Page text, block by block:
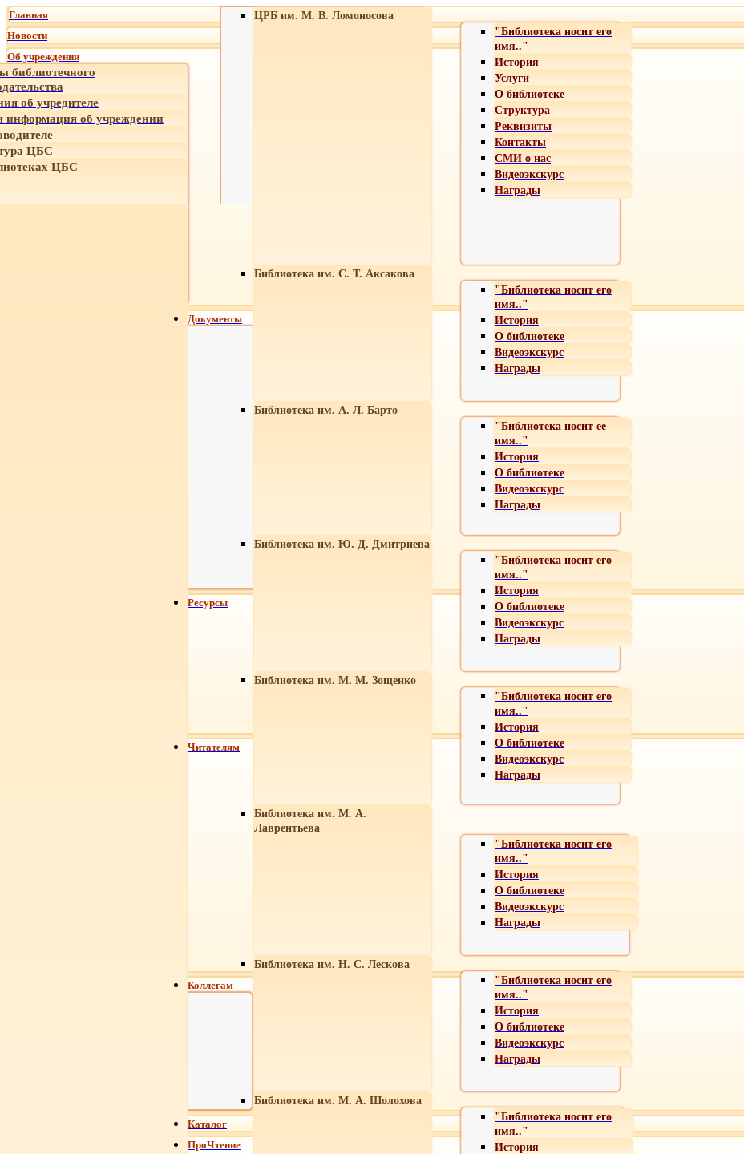
Главная
Новости
Об учреждении
библиотечного
об учредителе
об учреждении
ЦБС
ЦБС
ЦРБ им. М. В. Ломоносова
"Библиотека носит его
имя.."
История
Услуги
О библиотеке
Структура
Реквизиты
Контакты
СМИ о нас
Видеоэкскурс
Награды
Библиотека им. С. Т. Аксакова
"Библиотека носит его
имя.."
История
О библиотеке
Видеоэкскурс
Награды
Библиотека им. А. Л. Барто
"Библиотека носит ее
имя.."
История
О библиотеке
Видеоэкскурс
Награды
Библиотека им. Ю. Д. Дмитриева
"Библиотека носит его
имя.."
История
О библиотеке
Видеоэкскурс
Награды
Библиотека им. М. М. Зощенко
"Библиотека носит его
имя.."
История
О библиотеке
Видеоэкскурс
Награды
Библиотека им. М. А.
Лаврентьева
"Библиотека носит его
имя.."
История
О библиотеке
Видеоэкскурс
Награды
Библиотека им. Н. С. Лескова
"Библиотека носит его
имя.."
История
О библиотеке
Видеоэкскурс
Награды
Библиотека им. М. А. Шолохова
"Библиотека носит его
имя.."
История
Документы
Ресурсы
Читателям
Коллегам
Каталог
ПроЧтение